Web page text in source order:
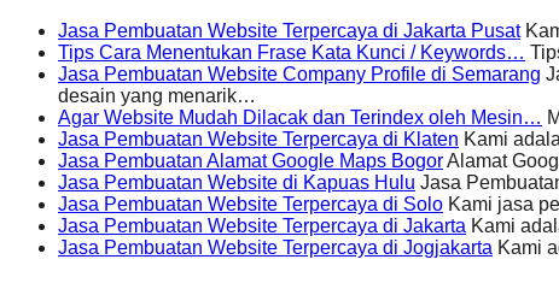
Jasa Pembuatan Website Terpercaya di Jakarta Pusat
Tips Cara Menentukan Frase Kata Kunci / Keywords…
Jasa Pembuatan Website Company Profile di Semarang
desain yang menarik…
Agar Website Mudah Dilacak dan Terindex oleh Mesin…
Jasa Pembuatan Website Terpercaya di Klaten Kami
Jasa Pembuatan Alamat Google Maps BogorAlamat
Jasa Pembuatan Website di Kapuas Hulu Jasa
Jasa Pembuatan Website Terpercaya di Solo Kami jasa
Jasa Pembuatan Website Terpercaya di Jakarta Kami
Jasa Pembuatan Website Terpercaya di Jogjakarta Kami